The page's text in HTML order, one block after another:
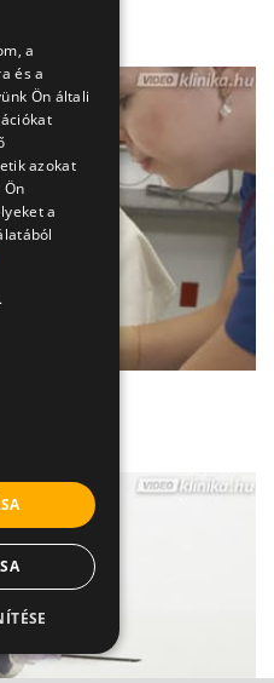
oltásról
a
és a
Ön általi
azokat
a